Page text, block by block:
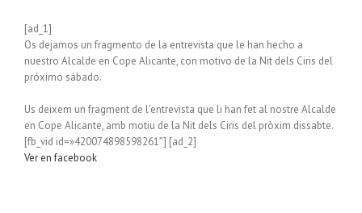
[ad_1]
Os dejamos un fragmento de la entrevista que le han hecho a
nuestro Alcalde en Cope Alicante, con motivo de la Nit dels Ciris del
próximo sábado.
Us deixem un fragment de l’entrevista que li han fet al nostre Alcalde
en Cope Alicante, amb motiu de la Nit dels Ciris del pròxim dissabte.
[fb_vid id=»420074898598261″] [ad_2]
Ver en facebook